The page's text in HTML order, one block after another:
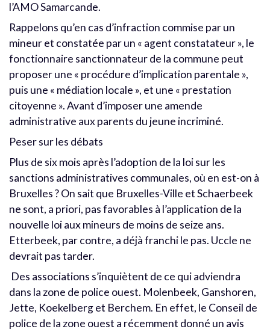
l’AMO Samarcande.
Rappelons qu’en cas d’infraction commise par un
mineur et constatée par un « agent constatateur », le
fonctionnaire sanctionnateur de la commune peut
proposer une « procédure d’implication parentale »,
puis une « médiation locale », et une « prestation
citoyenne ». Avant d’imposer une amende
administrative aux parents du jeune incriminé.
Peser sur les débats
Plus de six mois après l’adoption de la loi sur les
sanctions administratives communales, où en est-on à
Bruxelles ? On sait que Bruxelles-Ville et Schaerbeek
ne sont, a priori, pas favorables à l’application de la
nouvelle loi aux mineurs de moins de seize ans.
Etterbeek, par contre, a déjà franchi le pas. Uccle ne
devrait pas tarder.
Des associations s’inquiètent de ce qui adviendra
dans la zone de police ouest. Molenbeek, Ganshoren,
Jette, Koekelberg et Berchem. En effet, le Conseil de
police de la zone ouest a récemment donné un avis